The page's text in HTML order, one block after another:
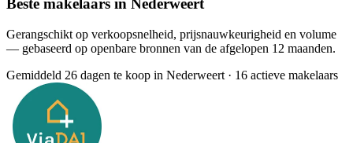
Beste makelaars in Nederweert
Gerangschikt op verkoopsnelheid, prijsnauwkeurigheid en volume
— gebaseerd op openbare bronnen van de afgelopen 12 maanden.
Gemiddeld 26 dagen te koop in Nederweert · 16 actieve makelaars